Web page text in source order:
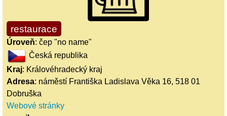
restaurace
Úroveň: čep "no name"
Česká republika
Kraj: Královéhradecký kraj
Adresa: náměstí Františka Ladislava Věka 16, 518 01
Dobruška
Webové stránky